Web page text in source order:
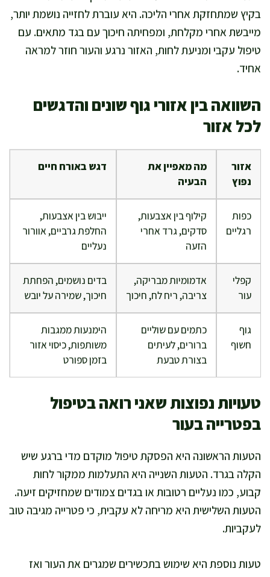
בקיץ שמתחזקת אחרי הליכה. היא עוברת לחזייה נושמת יותר,
מייבשת אחרי מקלחת, ומפחיתה חיכוך עם בגד מתאים. עם
טיפול עקבי ומניעת לחות, האזור נרגע והעור חוזר למראה
אחיד.
השוואה בין אזורי גוף שונים והדגשים
לכל אזור
אזור
נפוץ
מה מאפיין את
הבעיה
דגש באורח חיים
כפות
רגליים
קילוף בין אצבעות,
סדקים, גרד אחרי
הזעה
ייבוש בין אצבעות,
החלפת גרביים, אוורור
נעליים
קפלי
עור
אדמומיות מבריקה,
צריבה, ריח לח, חיכוך
בדים נושמים, הפחתת
חיכוך, שמירה על יובש
גוף
חשוף
כתמים עם שוליים
ברורים, לעיתים
בצורת טבעת
הימנעות ממגבות
משותפות, כיסוי אזור
בזמן ספורט
טעויות נפוצות שאני רואה בטיפול
בפטרייה בעור
הטעות הראשונה היא הפסקת טיפול מוקדם מדי ברגע שיש
הקלה בגרד. הטעות השנייה היא התעלמות ממקור לחות
קבוע, כמו נעליים רטובות או בגדים צמודים שמחזיקים זיעה.
הטעות השלישית היא מריחה לא עקבית, כי פטרייה מגיבה טוב
לעקביות.
טעות נוספת היא שימוש בתכשירים שמגרים את העור ואז